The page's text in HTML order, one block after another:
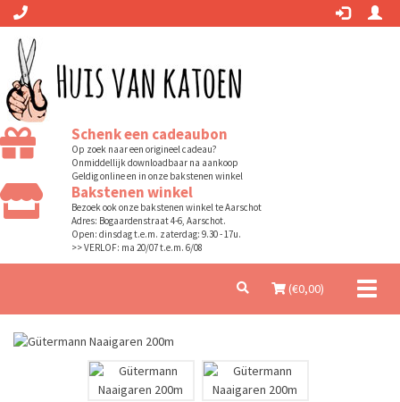
Schenk een cadeaubon
Op zoek naar een origineel cadeau?
Onmiddellijk downloadbaar na aankoop
Geldig online en in onze bakstenen winkel
Bakstenen winkel
Bezoek ook onze bakstenen winkel te Aarschot
Adres: Bogaardenstraat 4-6, Aarschot.
Open: dinsdag t.e.m. zaterdag: 9.30 - 17u.
>> VERLOF: ma 20/07 t.e.m. 6/08
(€0,00)